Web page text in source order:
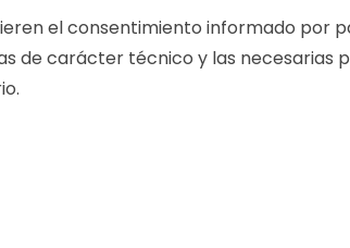
el consentimiento informado por
de carácter técnico y las